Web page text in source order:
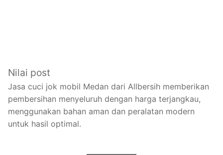
Nilai post
Jasa cuci jok mobil Medan dari Allbersih memberikan
pembersihan menyeluruh dengan harga terjangkau,
menggunakan bahan aman dan peralatan modern
untuk hasil optimal.